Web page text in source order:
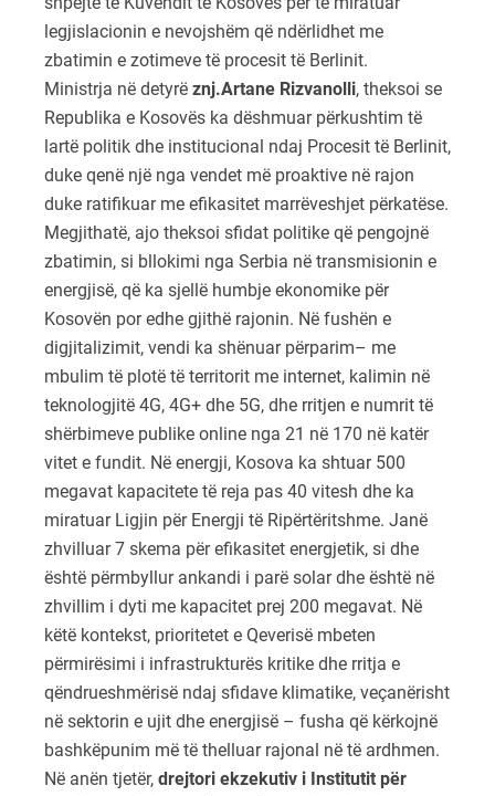
legjislacionin e nevojshëm që ndërlidhet me
zbatimin e zotimeve të procesit të Berlinit.
Ministrja në detyrë znj.Artane Rizvanolli, theksoi se
Republika e Kosovës ka dëshmuar përkushtim të
lartë politik dhe institucional ndaj Procesit të Berlinit,
duke qenë një nga vendet më proaktive në rajon
duke ratifikuar me efikasitet marrëveshjet përkatëse.
Megjithatë, ajo theksoi sfidat politike që pengojnë
zbatimin, si bllokimi nga Serbia në transmisionin e
energjisë, që ka sjellë humbje ekonomike për
Kosovën por edhe gjithë rajonin. Në fushën e
digjitalizimit, vendi ka shënuar përparim– me
mbulim të plotë të territorit me internet, kalimin në
teknologjitë 4G, 4G+ dhe 5G, dhe rritjen e numrit të
shërbimeve publike online nga 21 në 170 në katër
vitet e fundit. Në energji, Kosova ka shtuar 500
megavat kapacitete të reja pas 40 vitesh dhe ka
miratuar Ligjin për Energji të Ripërtëritshme. Janë
zhvilluar 7 skema për efikasitet energjetik, si dhe
është përmbyllur ankandi i parë solar dhe është në
zhvillim i dyti me kapacitet prej 200 megavat. Në
këtë kontekst, prioritetet e Qeverisë mbeten
përmirësimi i infrastrukturës kritike dhe rritja e
qëndrueshmërisë ndaj sfidave klimatike, veçanërisht
në sektorin e ujit dhe energjisë – fusha që kërkojnë
bashkëpunim më të thelluar rajonal në të ardhmen.
Në anën tjetër, drejtori ekzekutiv i Institutit për